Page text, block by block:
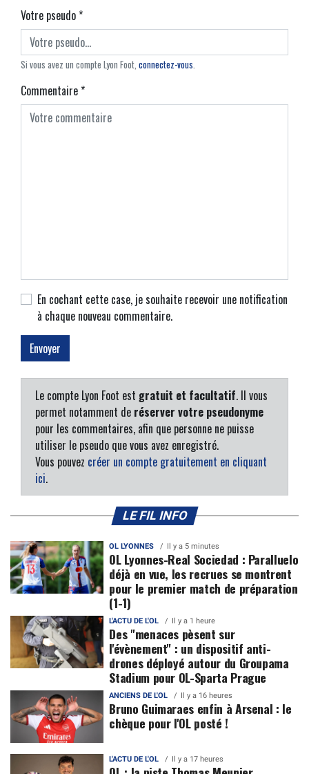
Votre pseudo*
Si vous avez un compte Lyon Foot, connectez-vous.
Commentaire*
En cochant cette case, je souhaite recevoir une notification
à chaque nouveau commentaire.
Le compte Lyon Foot est gratuit et facultatif. Il vous
permet notamment de réserver votre pseudonyme
pour les commentaires, afin que personne ne puisse
utiliser le pseudo que vous avez enregistré.
Vous pouvez créer un compte gratuitement en cliquant
ici.
LE FIL INFO
OL LYONNES Il y a 5 minutes
OL Lyonnes-Real Sociedad : Paralluelo
déjà en vue, les recrues se montrent
pour le premier match de préparation
(1-1)
L'ACTU DE L'OL Il y a 1 heure
Des "menaces pèsent sur
l'évènement" : un dispositif anti-
drones déployé autour du Groupama
Stadium pour OL-Sparta Prague
ANCIENS DE L'OL Il y a 16 heures
Bruno Guimaraes enfin à Arsenal : le
chèque pour l'OL posté !
L'ACTU DE L'OL Il y a 17 heures